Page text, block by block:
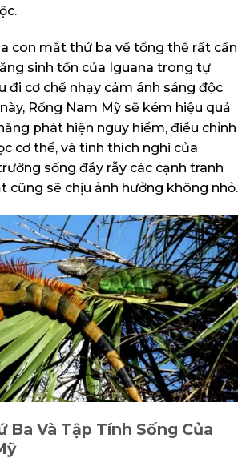
con mắt thứ ba về tổng thể rất cần
sinh tồn của Iguana trong tự
đi cơ chế nhạy cảm ánh sáng độc
Rồng Nam Mỹ sẽ kém hiệu quả
phát hiện nguy hiểm, điều chỉnh
cơ thể, và tính thích nghi của
sống đầy rẫy các cạnh tranh
cũng sẽ chịu ảnh hưởng không nhỏ.
Ba Và Tập Tính Sống Của